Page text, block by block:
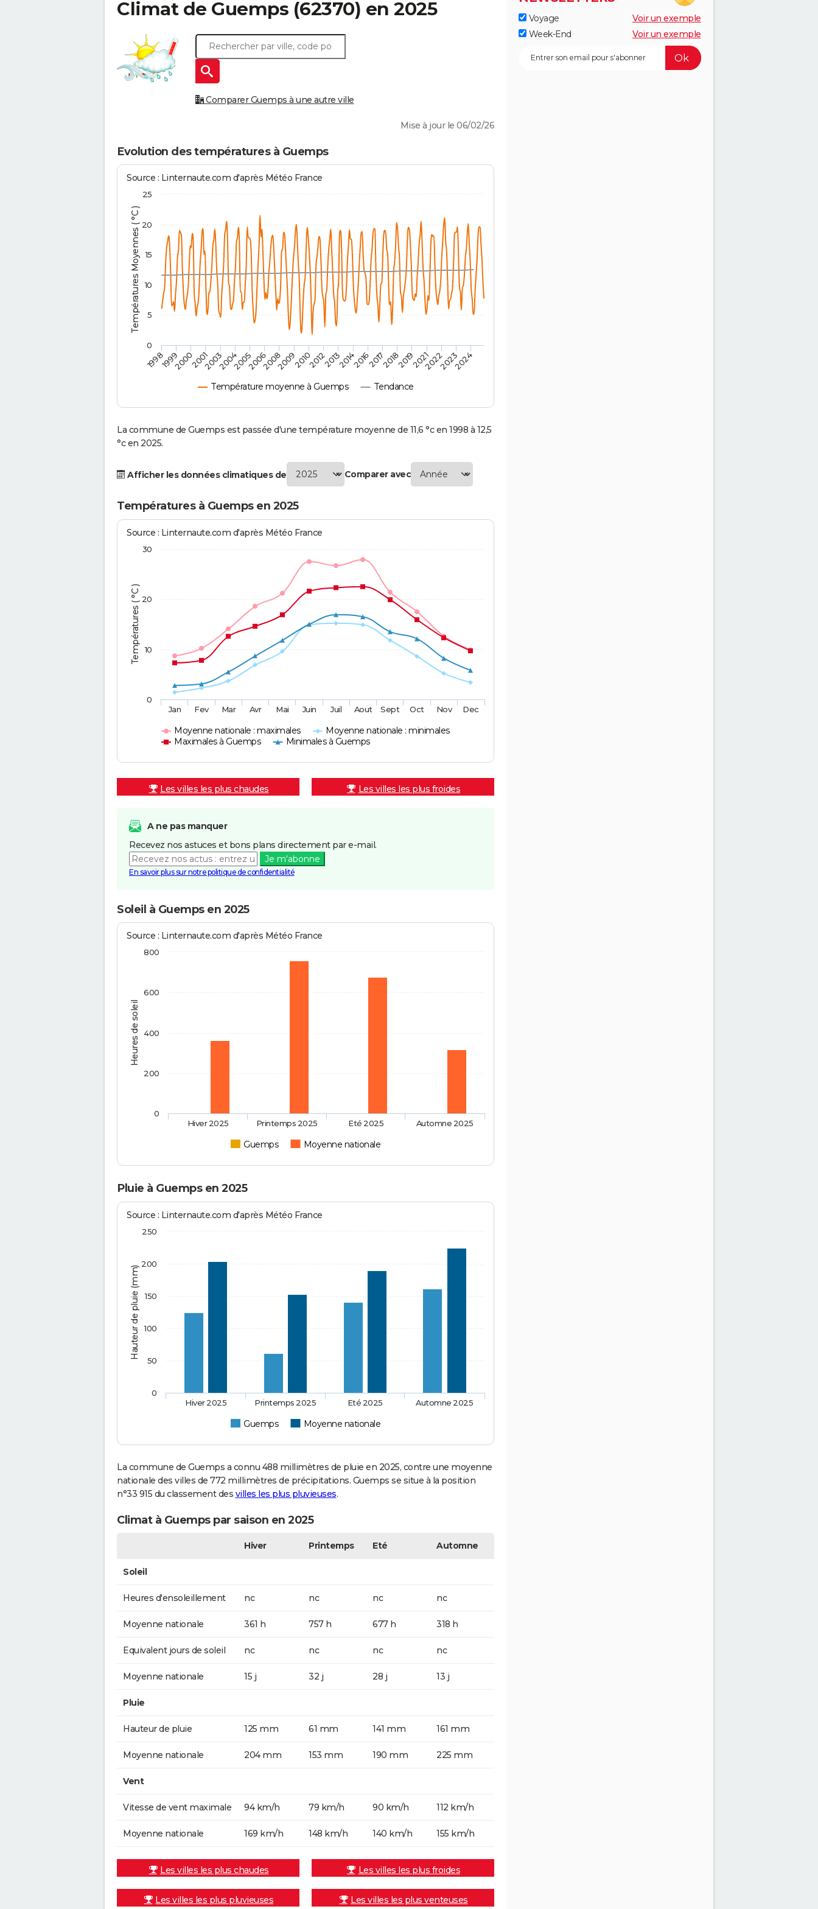
Climat de Guemps (62370) en 2025
Comparer Guemps à une autre ville
Mise à jour le 06/02/26
Evolution des températures à Guemps
Températures Moyennes ( °C )
Source : Linternaute.com d'après Météo France
Température moyenne à Guemps Tendance
1998 2014
199920002001200320042005200620082009201020122013 20162017201820192021202220232024
0
5
10
15
20
25
La commune de Guemps est passée d'une température moyenne de 11,6 °c en 1998 à 12,5
°c en 2025.
Afficher les données climatiques de Comparer avec
Températures à Guemps en 2025
Températures ( °C )
Source : Linternaute.com d'après Météo France
Moyenne nationale : maximales
Moyenne nationale : minimales
Maximales à Guemps
Minimales à Guemps
Jan Fev Mar Avr Mai Juin Juil Aout Sept Oct Nov Dec
0
10
20
30
Les villes les plus chaudes Les villes les plus froides
A ne pas manquer
Recevez nos astuces et bons plans directement par e-mail.
Je m'abonne
En savoir plus sur notre politique de confidentialité
Soleil à Guemps en 2025
Heures de soleil
Source : Linternaute.com d'après Météo France
Guemps Moyenne nationale
Hiver 2025 Printemps 2025 Eté 2025 Automne 2025
0
200
400
600
800
Pluie à Guemps en 2025
Hauteur de pluie (mm)
Source : Linternaute.com d'après Météo France
Guemps Moyenne nationale
Hiver 2025 Printemps 2025 Eté 2025 Automne 2025
0
50
100
150
200
250
La commune de Guemps a connu 488 millimètres de pluie en 2025, contre une moyenne
nationale des villes de 772 millimètres de précipitations. Guemps se situe à la position
n°33 915 du classement des villes les plus pluvieuses.
Climat à Guemps par saison en 2025
Hiver Printemps Eté Automne
Soleil
Heures d'ensoleillement nc nc nc nc
Moyenne nationale 361 h 757 h 677 h 318 h
Equivalent jours de soleil nc nc nc nc
Moyenne nationale 15 j 32 j 28 j 13 j
Pluie
Hauteur de pluie 125 mm 61 mm 141 mm 161 mm
Moyenne nationale 204 mm 153 mm 190 mm 225 mm
Vent
Vitesse de vent maximale 94 km/h 79 km/h 90 km/h 112 km/h
Moyenne nationale 169 km/h 148 km/h 140 km/h 155 km/h
Les villes les plus chaudes Les villes les plus froides
Les villes les plus pluvieuses Les villes les plus venteuses
Voyage
Voir un exemple
Week-End
Voir un exemple